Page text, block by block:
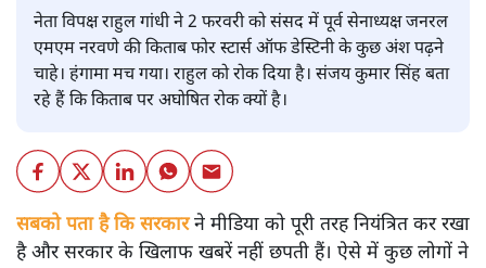
नेता विपक्ष राहुल गांधी ने 2 फरवरी को संसद में पूर्व सेनाध्यक्ष जनरल
एमएम नरवणे की किताब फोर स्टार्स ऑफ डेस्टिनी के कुछ अंश पढ़ने
चाहे। हंगामा मच गया। राहुल को रोक दिया है। संजय कुमार सिंह बता
रहे हैं कि किताब पर अघोषित रोक क्यों है।
सबको पता है कि सरकारने मीडिया को पूरी तरह नियंत्रित कर रखा
है और सरकार के खिलाफ खबरें नहीं छपती हैं। ऐसे में कुछ लोगों ने